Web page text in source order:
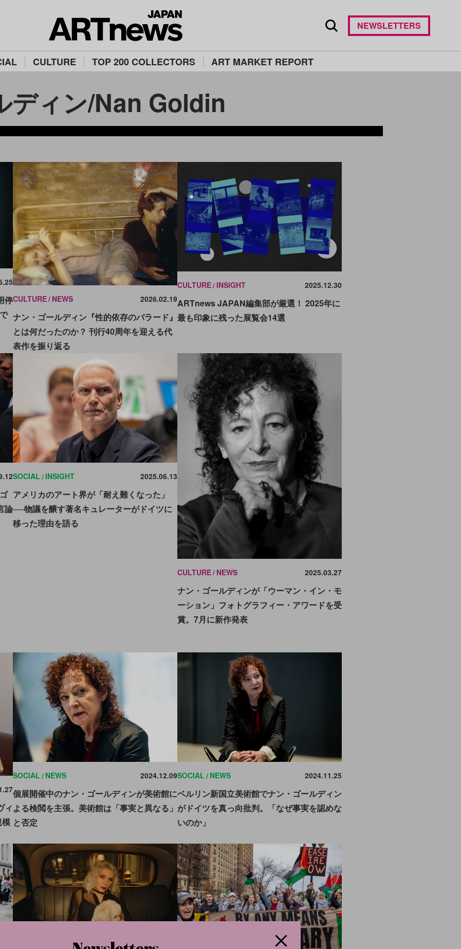
CULTURE TOP 200 COLLECTORS ART MARKET REPORT
NEWSLETTERS
ディン/Nan Goldin
停CULTURE NEWS 2026.02.19
ナン・ゴールディン『性的依存のバラード』
とは何だったのか？ 刊行40周年を迎える代
表作を振り返る
CULTURE INSIGHT 2025.12.30
ARTnews JAPAN編集部が厳選！ 2025年に
最も印象に残った展覧会14選
論
SOCIAL INSIGHT 2025.06.13
アメリカのアート界が「耐え難くなった」
──物議を醸す著名キュレーターがドイツに
移った理由を語る
CULTURE NEWS 2025.03.27
ナン・ゴールディンが「ウーマン・イン・モ
ーション」フォトグラフィー・アワードを受
賞。7月に新作発表
ィ
模
SOCIAL NEWS 2024.12.09
個展開催中のナン・ゴールディンが美術館に
よる検閲を主張。美術館は「事実と異なる」
と否定
SOCIAL NEWS 2024.11.25
ベルリン新国立美術館でナン・ゴールディン
がドイツを真っ向批判。「なぜ事実を認めな
いのか」